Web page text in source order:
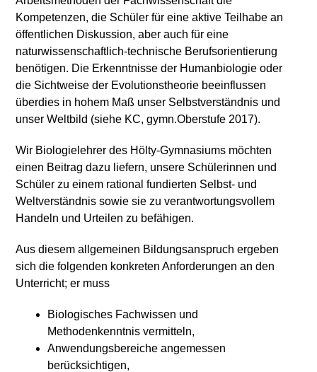
Kompetenzen, die Schüler für eine aktive Teilhabe an
öffentlichen Diskussion, aber auch für eine
naturwissenschaftlich-technische Berufsorientierung
benötigen. Die Erkenntnisse der Humanbiologie oder
die Sichtweise der Evolutionstheorie beeinflussen
überdies in hohem Maß unser Selbstverständnis und
unser Weltbild (siehe KC, gymn.Oberstufe 2017).
Wir Biologielehrer des Hölty-Gymnasiums möchten
einen Beitrag dazu liefern, unsere Schülerinnen und
Schüler zu einem rational fundierten Selbst- und
Weltverständnis sowie sie zu verantwortungsvollem
Handeln und Urteilen zu befähigen.
Aus diesem allgemeinen Bildungsanspruch ergeben
sich die folgenden konkreten Anforderungen an den
Unterricht; er muss
Biologisches Fachwissen und
Methodenkenntnis vermitteln,
Anwendungsbereiche angemessen
berücksichtigen,